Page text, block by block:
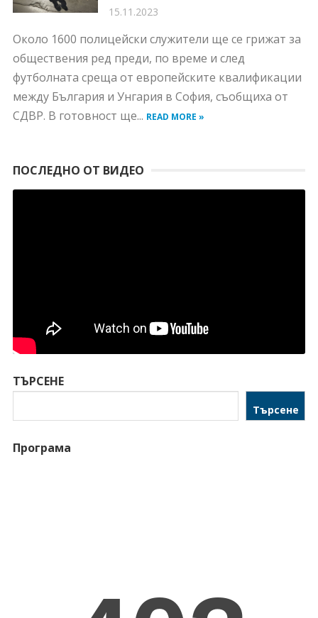
15.11.2023
Около 1600 полицейски служители ще се грижат за
обществения ред преди, по време и след
футболната среща от европейските квалификации
между България и Унгария в София, съобщиха от
СДВР. В готовност ще... READ MORE »
ПОСЛЕДНО ОТ ВИДЕО
ТЪРСЕНЕ
Търсене
Програма